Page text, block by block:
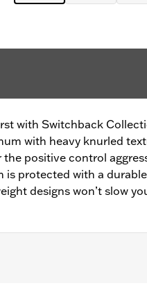
with Switchback
with heavy knurled
positive control
is protected with a
designs won’t slow